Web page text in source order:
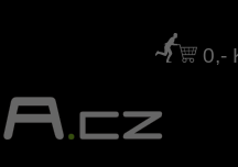
0,-